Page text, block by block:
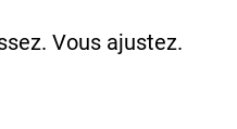
Vous ajustez.